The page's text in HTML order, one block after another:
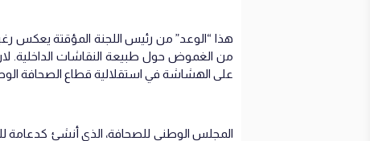
هذا “الوعد” من رئيس اللجنة المؤقتة يعكس
من الغموض حول طبيعة النقاشات الداخلية.
على الهشاشة في استقلالية قطاع الصحافة
المجلس الوطني للصحافة، الذي أنشئ كدعامة